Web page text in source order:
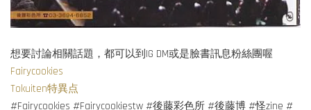
想要討論相關話題，都可以到IG DM或是臉書訊息粉絲團喔
Fairycookies
Tokuiten特異点
#Fairycookies #Fairycookiestw #後藤彩色所 #後藤博 #怪zine #